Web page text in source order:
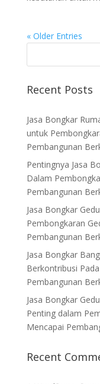
« Older Entries
Recent Posts
Jasa Bongkar
untuk
Pembangunan
Pentingnya Jasa
Dalam
Pembangunan
Jasa Bongkar
Pembongkaran
Pembangunan
Jasa Bongkar
Berkontribusi
Pembangunan
Jasa Bongkar
Penting dalam
Mencapai
Recent